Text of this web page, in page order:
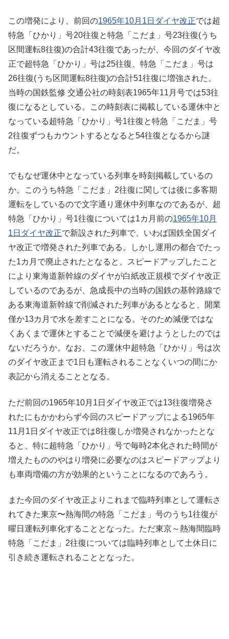
この増発により、前回の1965年10月1日ダイヤ改正では超
特急「ひかり」号20往復と特急「こだま」号23往復(うち
区間運転8往復)の合計43往復であったが、今回のダイヤ改
正で超特急「ひかり」号は25往復、特急「こだま」号は
26往復(うち区間運転8往復)の合計51往復に増強された。
当時の国鉄監修 交通公社の時刻表1965年11月号では53往
復になるとしている。この時刻表に掲載している運休中と
なっている超特急「ひかり」号1往復と特急「こだま」号
2往復ずつもカウントするとなると54往復となるから謎
だ。
でもなぜ運休中となっている列車を時刻掲載しているの
か。このうち特急「こだま」2往復に関しては後に多客期
運転をしているので文字通り運休中列車なのであるが、超
特急「ひかり」号1往復については1カ月前の1965年10月
1日ダイヤ改正で新設された列車で、いわば国鉄全国ダイ
ヤ改正で増発された列車である。しかし運用の都合でたっ
た1カ月で廃止されたとなると、スピードアップしたこと
により東海道新幹線のダイヤが白紙改正規模でダイヤ改正
しているのであるが、急成長中の当時の国鉄の基幹路線で
ある東海道新幹線で削減された列車があるとなると、開業
僅か13カ月で水を差すことになる。そのため減便ではな
くあくまで運休とすることで減便を避けようとしたのでは
ないだろうか。なお、この運休中超特急「ひかり」号は次
のダイヤ改正まで1日も運転されることなくいつの間にか
表記から消えることとなる。
ただ前回の1965年10月1日ダイヤ改正では13往復増発さ
れたにもかかわらず今回のスピードアップによる1965年
11月1日ダイヤ改正では8往復しか増発されなかったとな
ると、特に超特急「ひかり」号で毎時2本化された時間が
増えたもののやはり増発に必要なのはスピードアップより
も車両増備の方が効果的ということになるのであろう。
また今回のダイヤ改正よりこれまで臨時列車として運転さ
れてきた東京〜熱海間の特急「こだま」号のうち1往復が
曜日運転列車化することとなった。ただ東京～熱海間臨時
特急「こだま」2往復については臨時列車として土休日に
引き続き運転されることとなった。